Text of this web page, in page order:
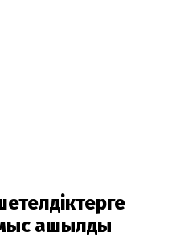
ашылды